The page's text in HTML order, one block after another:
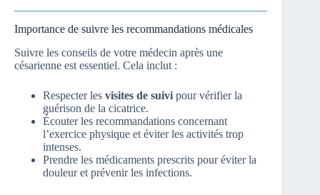
Importance de suivre les recommandations médicales
Suivre les conseils de votre médecin après une
césarienne est essentiel. Cela inclut :
Respecter les visites de suivi pour vérifier la
guérison de la cicatrice.
Écouter les recommandations concernant
l’exercice physique et éviter les activités trop
intenses.
Prendre les médicaments prescrits pour éviter la
douleur et prévenir les infections.